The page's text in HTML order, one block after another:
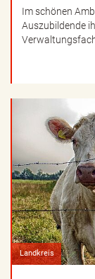
Im schönen
Auszubildende
Landkreis